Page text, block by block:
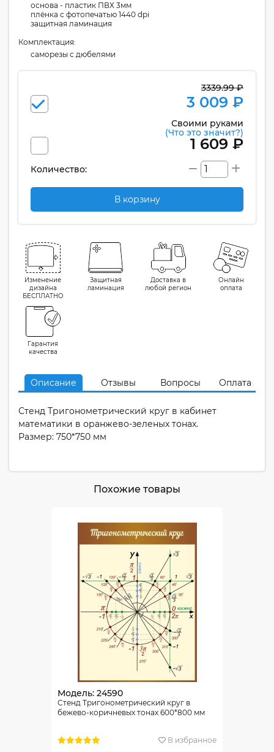
основа - пластик ПВХ 3мм
плёнка с фотопечатью 1440 dpi
защитная ламинация
Комплектация:
cаморезы с дюбелями
3339.99 ₽
3 009 ₽
Своими руками
(Что это значит?)
1 609 ₽
Количество:
В корзину
Изменение
дизайна
БЕСПЛАТНО
Защитная
ламинация
Доставка в
любой регион
Онлайн
оплата
Гарантия
качества
Описание Отзывы Вопросы Оплата
Стенд Тригонометрический круг в кабинет
математики в оранжево-зеленых тонах.
Размер: 750*750 мм
Похожие товары
Модель: 24590
Стенд Тригонометрический круг в
бежево-коричневых тонах 600*800 мм
В избранное